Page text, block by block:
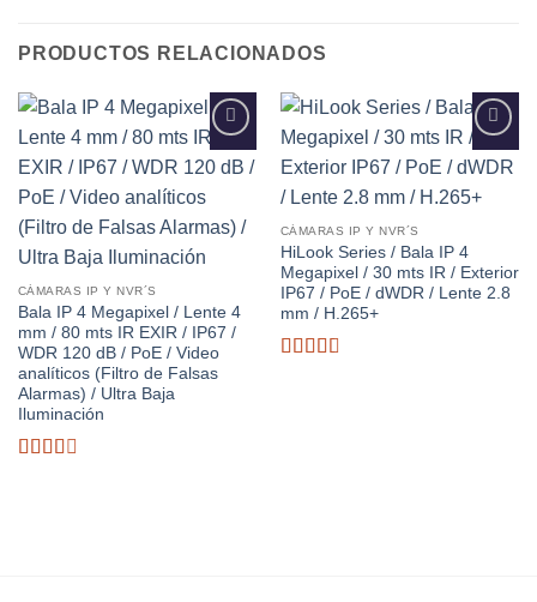
PRODUCTOS RELACIONADOS
Añadir
a la
deseos
CÁMARAS IP Y NVR´S
Bala IP 4 Megapixel / Lente 4
mm / 80 mts IR EXIR / IP67 /
WDR 120 dB / PoE / Video
analíticos (Filtro de Falsas
Alarmas) / Ultra Baja
Iluminación
Añadir
a la
deseos
CÁMARAS IP Y NVR´S
HiLook Series / Bala IP 4
Megapixel / 30 mts IR / Exterior
IP67 / PoE / dWDR / Lente 2.8
mm / H.265+